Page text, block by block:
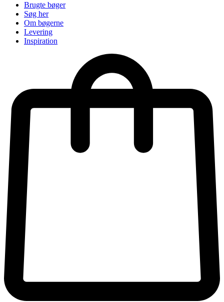
Brugte bøger
Søg her
Om bøgerne
Levering
Inspiration